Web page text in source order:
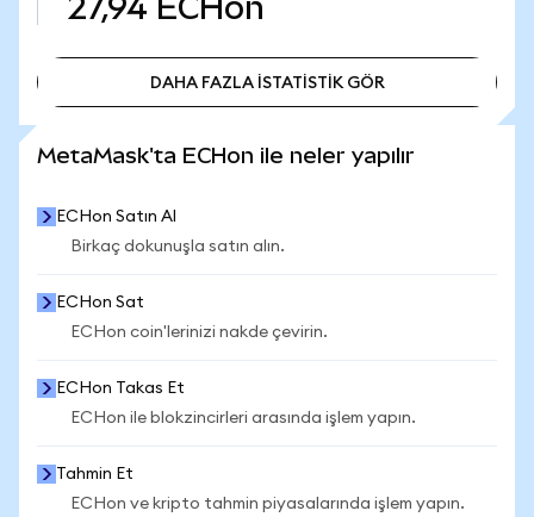
27,94 ECHon
DAHA FAZLA İSTATİSTİK GÖR
MetaMask'ta ECHon ile neler yapılır
ECHon Satın Al
Birkaç dokunuşla satın alın.
ECHon Sat
ECHon coin'lerinizi nakde çevirin.
ECHon Takas Et
ECHon ile blokzincirleri arasında işlem yapın.
Tahmin Et
ECHon ve kripto tahmin piyasalarında işlem yapın.